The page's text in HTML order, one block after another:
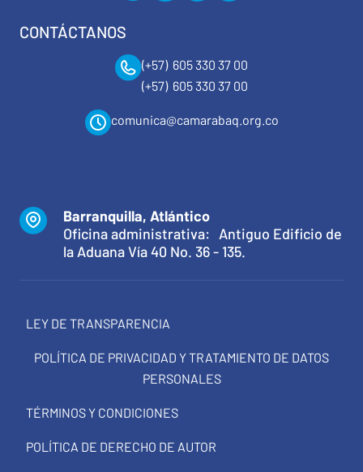
CONTÁCTANOS
(+57) 605 330 37 00
(+57) 605 330 37 00
comunica@camarabaq.org.co
Barranquilla, Atlántico
Oficina administrativa: Antiguo Edificio de
la Aduana Vía 40 No. 36 - 135.
LEY DE TRANSPARENCIA
POLÍTICA DE PRIVACIDAD Y TRATAMIENTO DE DATOS
PERSONALES
TÉRMINOS Y CONDICIONES
POLÍTICA DE DERECHO DE AUTOR